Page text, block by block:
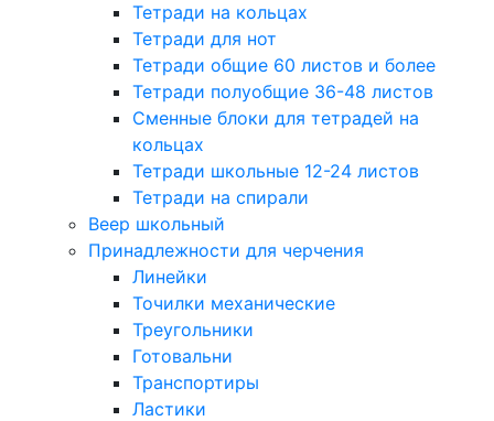
Тетради на кольцах
Тетради для нот
Тетради общие 60 листов и более
Тетради полуобщие 36-48 листов
Сменные блоки для тетрадей на
кольцах
Тетради школьные 12-24 листов
Тетради на спирали
Веер школьный
Принадлежности для черчения
Линейки
Точилки механические
Треугольники
Готовальни
Транспортиры
Ластики